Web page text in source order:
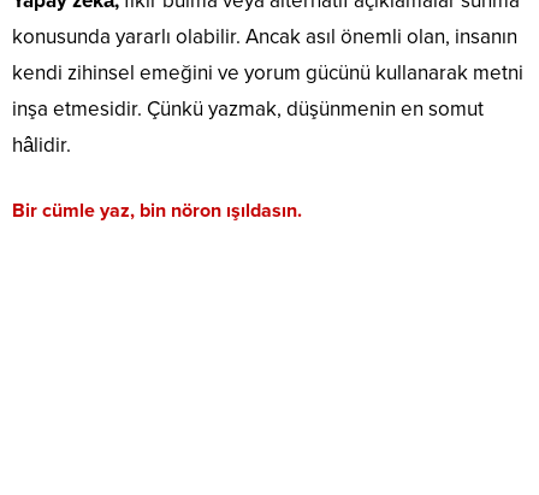
konusunda yararlı olabilir. Ancak asıl önemli olan, insanın
kendi zihinsel emeğini ve yorum gücünü kullanarak metni
inşa etmesidir. Çünkü yazmak, düşünmenin en somut
hâlidir.
Bir cümle yaz, bin nöron ışıldasın.